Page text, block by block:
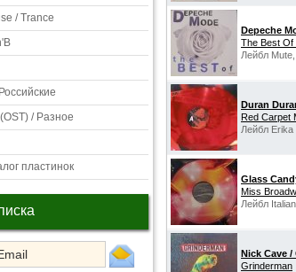
/ Trance
/ Разное
пластинок
Depeche
The Best Of
Лейбл Mute,
Duran
Red Carpet
Лейбл Erika
Glass
Miss
Лейбл
Nick Cave /
Grinderman